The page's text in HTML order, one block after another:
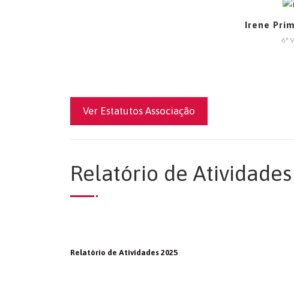
Irene
6ª
Ver Estatutos Associação
Relatório de
Relatório de Atividades 2025